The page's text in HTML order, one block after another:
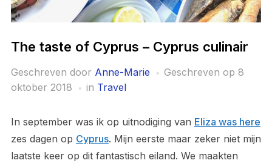
The taste of Cyprus – Cyprus culinair
Geschreven door Anne-Marie Geschreven op 8
oktober 2018
in Travel
In september was ik op uitnodiging van Eliza was here
zes dagen op Cyprus. Mijn eerste maar zeker niet mijn
laatste keer op dit fantastisch eiland. We maakten